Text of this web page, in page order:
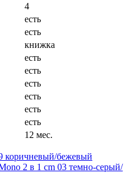
4
есть
есть
книжка
есть
есть
есть
есть
есть
есть
12 мес.
коричневый/бежевый
2 в 1 cm 03 темно-серый/